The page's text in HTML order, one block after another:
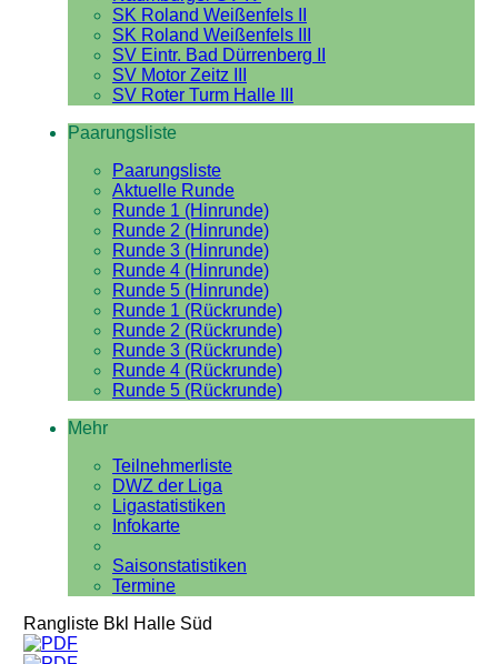
SK Roland Weißenfels II
SK Roland Weißenfels III
SV Eintr. Bad Dürrenberg II
SV Motor Zeitz III
SV Roter Turm Halle III
Paarungsliste
Paarungsliste
Aktuelle Runde
Runde 1 (Hinrunde)
Runde 2 (Hinrunde)
Runde 3 (Hinrunde)
Runde 4 (Hinrunde)
Runde 5 (Hinrunde)
Runde 1 (Rückrunde)
Runde 2 (Rückrunde)
Runde 3 (Rückrunde)
Runde 4 (Rückrunde)
Runde 5 (Rückrunde)
Mehr
Teilnehmerliste
DWZ der Liga
Ligastatistiken
Infokarte
Saisonstatistiken
Termine
Rangliste Bkl Halle Süd